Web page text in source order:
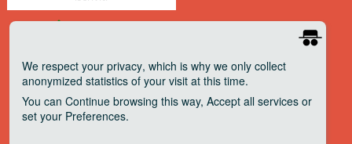
newsletter viaggi
newsletter militaria
We respect your privacy, which is why we only collect
anonymized statistics of your visit at this time.
You can Continue browsing this way, Accept all services or
set your Preferences.